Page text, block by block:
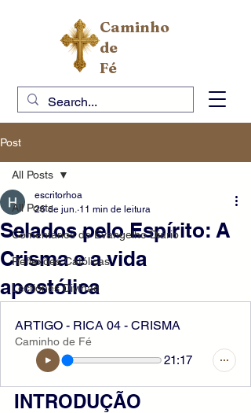
Caminho
de
Fé
Post
All Posts
Comentários do Evangelho Diário
Reflexões Católicas
Lectiones Divinae
All Posts
Selados pelo Espírito: A
Crisma e a vida
apostólica
escritorhoa
26 de jun. 11 min de leitura
ARTIGO - RICA 04 - CRISMA
Caminho de Fé
21:17
INTRODUÇÃO